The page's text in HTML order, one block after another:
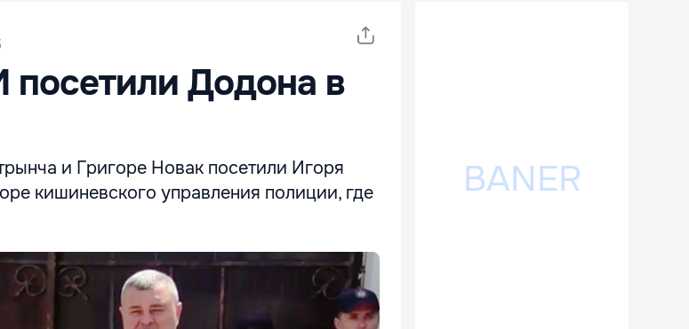
Додона в
и Григоре Новак посетили Игоря
кишиневского управления полиции, где